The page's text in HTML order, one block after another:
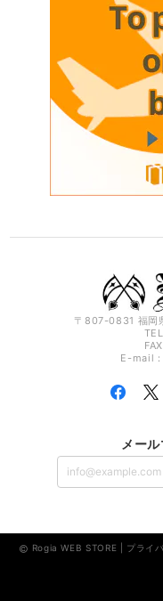
〒807-0831 福岡
E-mail：
メー
Rogia WEB STORE | プライ